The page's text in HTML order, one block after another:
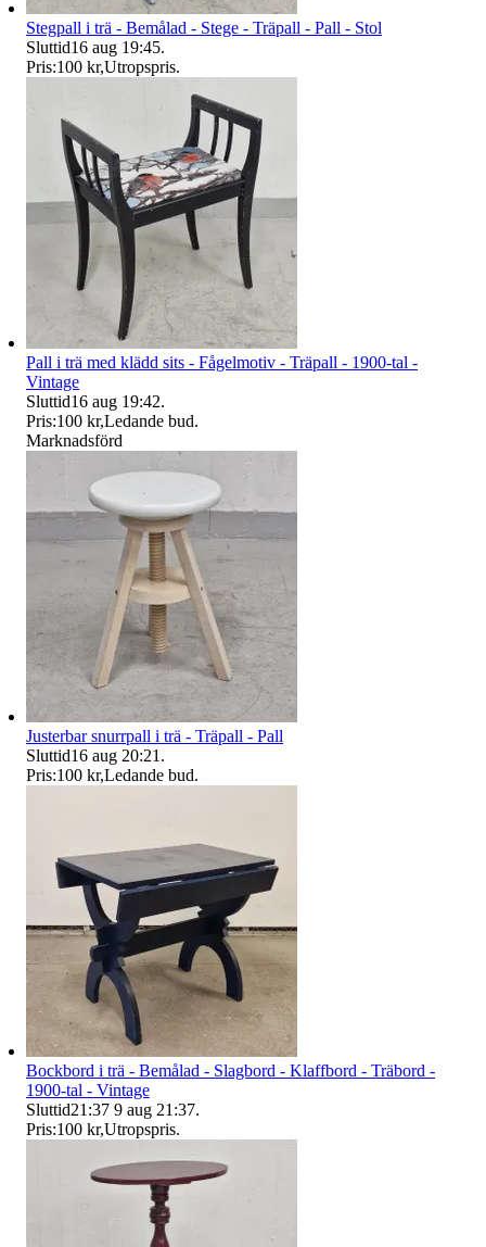
Stegpall i trä - Bemålad - Stege - Träpall - Pall - Stol
Sluttid16 aug 19:45.
Pris:100 kr,Utropspris.
Pall i trä med klädd sits - Fågelmotiv - Träpall - 1900-tal -
Vintage
Sluttid16 aug 19:42.
Pris:100 kr,Ledande bud.
Marknadsförd
Justerbar snurrpall i trä - Träpall - Pall
Sluttid16 aug 20:21 .
Pris:100 kr,Ledande bud.
Bockbord i trä - Bemålad - Slagbord - Klaffbord - Träbord -
1900-tal - Vintage
Sluttid21:37 9 aug 21:37.
Pris:100 kr,Utropspris.